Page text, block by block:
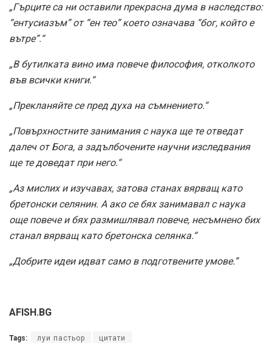
„Гърците са ни оставили прекрасна дума в наследство:
“ентусиазъм” от “ен тео” което означава “бог, който е
вътре”.“
„В бутилката вино има повече философия, отколкото
във всички книги.“
„Прекланяйте се пред духа на съмнението.“
„Повърхностните занимания с наука ще те отведат
далеч от Бога, а задълбочените научни изследвания
ще те доведат при него.“
„Аз мислих и изучавах, затова станах вярващ като
бретонски селянин. А ако се бях занимавал с наука
още повече и бях размишлявал повече, несъмнено бих
станал вярващ като бретонска селянка.“
„Добрите идеи идват само в подготвените умове.”
AFISH.BG
Tags: луи пастьор цитати